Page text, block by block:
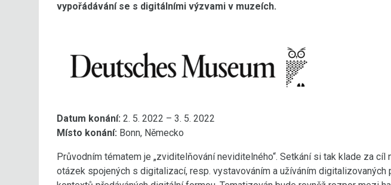
vypořádávání se s digitálními výzvami v muzeích.
Datum konání: 2. 5. 2022 – 3. 5. 2022
Místo konání: Bonn, Německo
Průvodním tématem je „zviditelňování neviditelného“. Setkání si tak klade za cíl
otázek spojených s digitalizací, resp. vystavováním a užíváním digitalizovaných